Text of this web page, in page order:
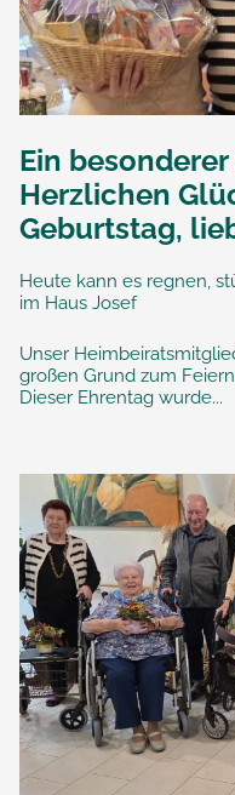
Ein
Herzlichen
Geburtstag,
Heute kann es regnen,
im Haus Josef
Unser
großen Grund zum
Dieser Ehrentag wurde...